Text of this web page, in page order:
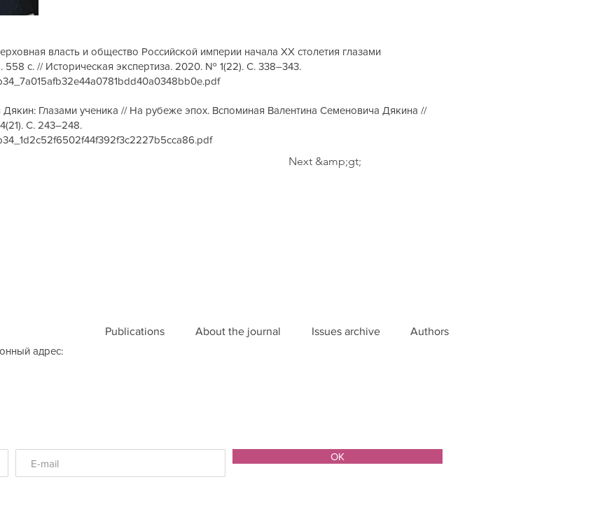
власть и общество Российской империи начала ХХ столетия глазами
с. // Историческая экспертиза. 2020. № 1(22). С. 338–343.
Глазами ученика // На рубеже эпох. Вспоминая Валентина Семеновича Дякина //
С. 243–248.
Next &amp;gt;
Publications About the journal Issues archive
Authors
адрес:
ОК